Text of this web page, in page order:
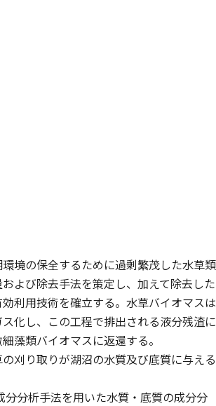
境の保全するために過剰繁茂した水草類
よび除去手法を策定し、加えて除去した
利用技術を確立する。水草バイオマスは
化し、この工程で排出される液分残渣に
藻類バイオマスに返還する。
刈り取りが湖沼の水質及び底質に与える
分分析手法を用いた水質・底質の成分分